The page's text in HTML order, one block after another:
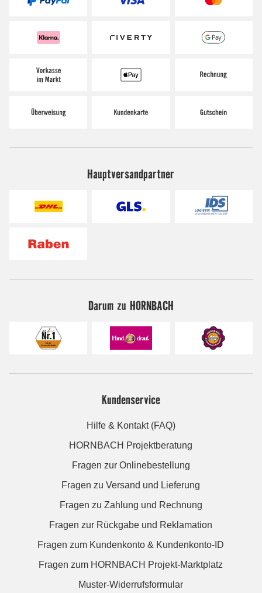
Hauptversandpartner
Darum zu HORNBACH
Kundenservice
Hilfe & Kontakt (FAQ)
HORNBACH Projektberatung
Fragen zur Onlinebestellung
Fragen zu Versand und Lieferung
Fragen zu Zahlung und Rechnung
Fragen zur Rückgabe und Reklamation
Fragen zum Kundenkonto & Kundenkonto-ID
Fragen zum HORNBACH Projekt-Marktplatz
Muster-Widerrufsformular